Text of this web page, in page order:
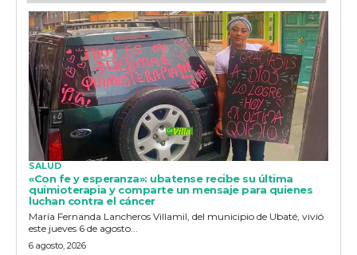
SALUD
«Con fe y esperanza»: ubatense recibe su última
quimioterapia y comparte un mensaje para quienes
luchan contra el cáncer
María Fernanda Lancheros Villamil, del municipio de Ubaté, vivió
este jueves 6 de agosto...
6 agosto, 2026